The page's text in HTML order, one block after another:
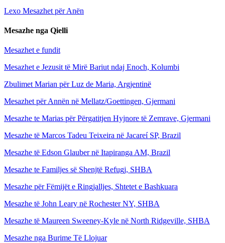
Lexo Mesazhet për Anën
Mesazhe nga Qielli
Mesazhet e fundit
Mesazhet e Jezusit të Mirë Bariut ndaj Enoch, Kolumbi
Zbulimet Marian për Luz de Maria, Argjentinë
Mesazhet për Annën në Mellatz/Goettingen, Gjermani
Mesazhe te Marias për Përgatitjen Hyjnore të Zemrave, Gjermani
Mesazhe të Marcos Tadeu Teixeira në Jacareí SP, Brazil
Mesazhe të Edson Glauber në Itapiranga AM, Brazil
Mesazhe te Familjes së Shenjtë Refugj, SHBA
Mesazhe për Fëmijët e Ringjalljes, Shtetet e Bashkuara
Mesazhe të John Leary në Rochester NY, SHBA
Mesazhe të Maureen Sweeney-Kyle në North Ridgeville, SHBA
Mesazhe nga Burime Të Llojuar